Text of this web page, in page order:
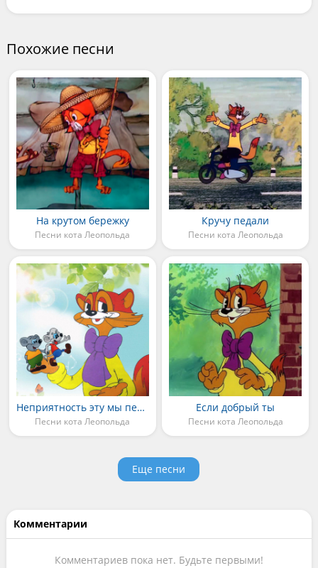
Похожие песни
На крутом бережку
Песни кота Леопольда
Кручу педали
Песни кота Леопольда
Неприятность эту мы переживем
Песни кота Леопольда
Если добрый ты
Песни кота Леопольда
Еще песни
Комментарии
Комментариев пока нет. Будьте первыми!